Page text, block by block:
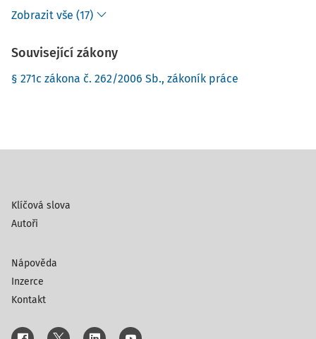
Zobrazit vše (17)
Související zákony
§ 271c zákona č. 262/2006 Sb., zákoník práce
Klíčová slova
Autoři
Nápověda
Inzerce
Kontakt